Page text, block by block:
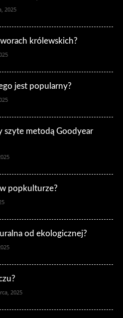
2025
królewskich?
jest popularny?
szyte metodą Goodyear
popkulturze?
od ekologicznej?
2025